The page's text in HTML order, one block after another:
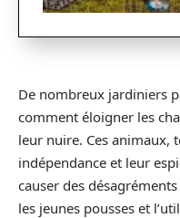
De nombreux jardiniers
comment éloigner les
leur nuire. Ces animaux,
indépendance et leur
causer des
les jeunes pousses et